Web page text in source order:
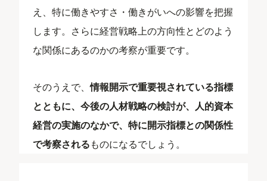
え、特に働きやすさ・働きがいへの影響を把握
します。さらに経営戦略上の方向性とどのよう
な関係にあるのかの考察が重要です。
そのうえで、情報開示で重要視されている指標
とともに、今後の人材戦略の検討が、人的資本
経営の実施のなかで、特に開示指標との関係性
で考察されるものになるでしょう。